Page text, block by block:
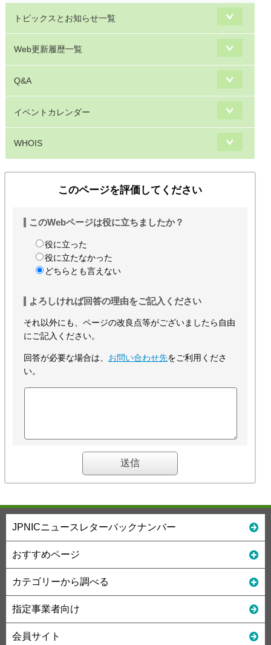
トピックスとお知らせ一覧
Web更新履歴一覧
Q&A
イベントカレンダー
WHOIS
このページを評価してください
このWebページは役に立ちましたか？
役に立った
役に立たなかった
どちらとも言えない
よろしければ回答の理由をご記入ください
それ以外にも、ページの改良点等がございましたら自由
にご記入ください。
回答が必要な場合は、 お問い合わせ先をご利用くださ
い。
JPNICニュースレターバックナンバー
おすすめページ
カテゴリーから調べる
指定事業者向け
会員サイト